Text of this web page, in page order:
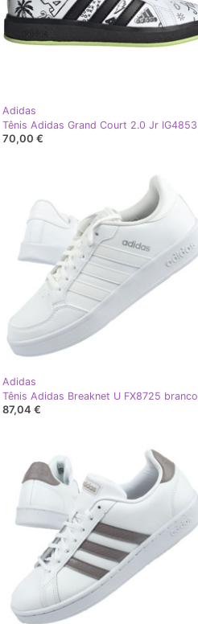
Adidas
70,00 €
Adidas
Tênis Adidas Breaknet U FX8725 branco
87,04 €